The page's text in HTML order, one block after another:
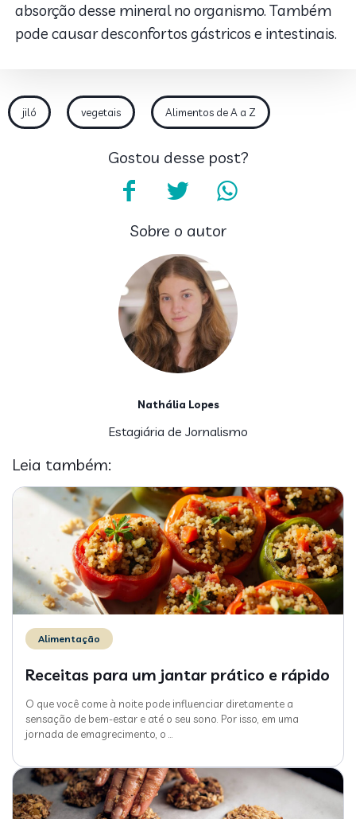
absorção desse mineral no organismo. Também
pode causar desconfortos gástricos e intestinais.
jiló vegetais Alimentos de A a Z
Gostou desse post?
Sobre o autor
Nathália Lopes
Estagiária de Jornalismo
Leia também:
Alimentação
Receitas para um jantar prático e rápido
O que você come à noite pode influenciar diretamente a
sensação de bem-estar e até o seu sono. Por isso, em uma
jornada de emagrecimento, o …